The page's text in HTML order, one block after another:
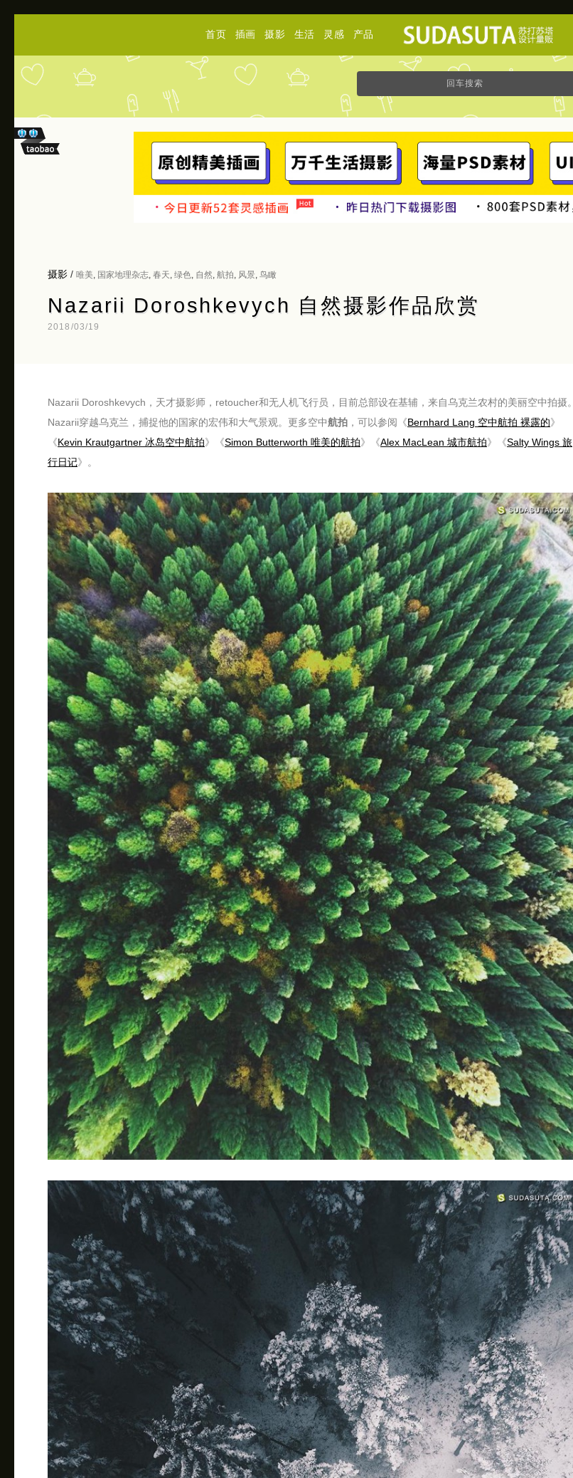
首页 插画 摄影 生活 灵感 产品
摄影 / 唯美 国家地理杂志 春天 绿色 自然 航拍 风景 鸟瞰
Nazarii Doroshkevych 自然摄影作品欣赏
2018/03/19
Nazarii Doroshkevych，天才摄影师，retoucher和无人机飞行员，目前总部设在基辅，来自乌克兰农村的美丽空中拍摄。
Nazarii穿越乌克兰，捕捉他的国家的宏伟和大气景观。更多空中航拍 ，可以参阅《Bernhard Lang 空中航拍 裸露的》
《Kevin Krautgartner 冰岛空中航拍》《Simon Butterworth 唯美的航拍》《Alex MacLean 城市航拍》《Salty Wings 旅
行日记》。